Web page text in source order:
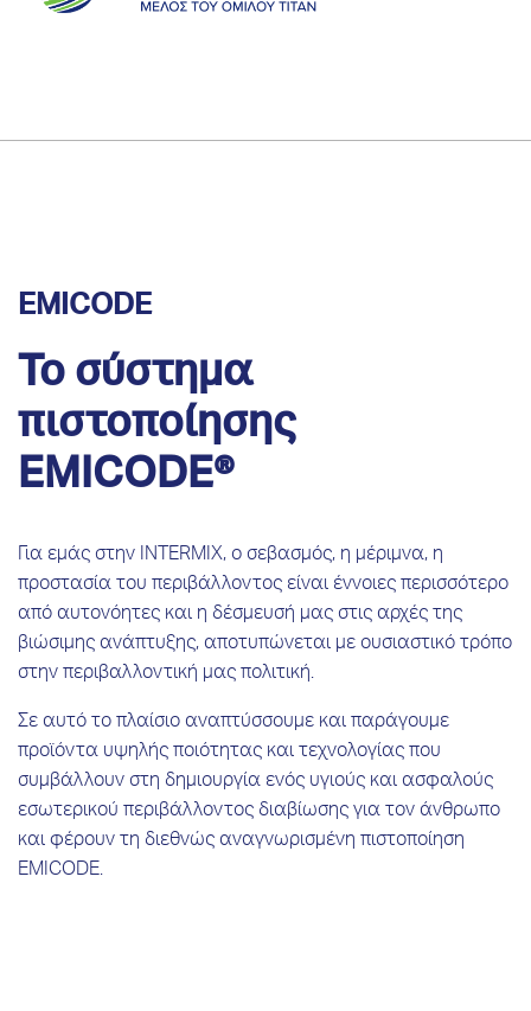
EMICODE
Το σύστημα
πιστοποίησης
EMICODE®
Για εμάς στην INTERMIX, o σεβασμός, η μέριμνα, η
προστασία του περιβάλλοντος είναι έννοιες περισσότερο
από αυτονόητες και η δέσμευσή μας στις αρχές της
βιώσιμης ανάπτυξης, αποτυπώνεται με ουσιαστικό τρόπο
στην περιβαλλοντική μας πολιτική.
Σε αυτό το πλαίσιο αναπτύσσουμε και παράγουμε
προϊόντα υψηλής ποιότητας και τεχνολογίας που
συμβάλλουν στη δημιουργία ενός υγιούς και ασφαλούς
εσωτερικού περιβάλλοντος διαβίωσης για τον άνθρωπο
και φέρουν τη διεθνώς αναγνωρισμένη πιστοποίηση
EMICODE.